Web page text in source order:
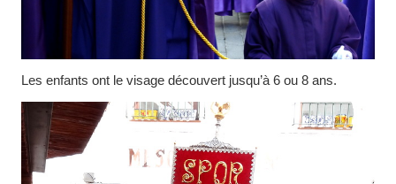
Les enfants ont le visage découvert jusqu’à 6 ou 8 ans.